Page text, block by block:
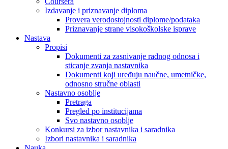
Izdavanje i priznavanje diploma
Provera verodostojnosti diplome/podataka
Priznavanje strane visokoškolske isprave
Nastava
Propisi
Dokumenti za zasnivanje radnog odnosa i
sticanje zvanja nastavnika
Dokumenti koji uređuju naučne, umetničke,
odnosno stručne oblasti
Nastavno osoblje
Pretraga
Pregled po institucijama
Svo nastavno osoblje
Konkursi za izbor nastavnika i saradnika
Izbori nastavnika i saradnika